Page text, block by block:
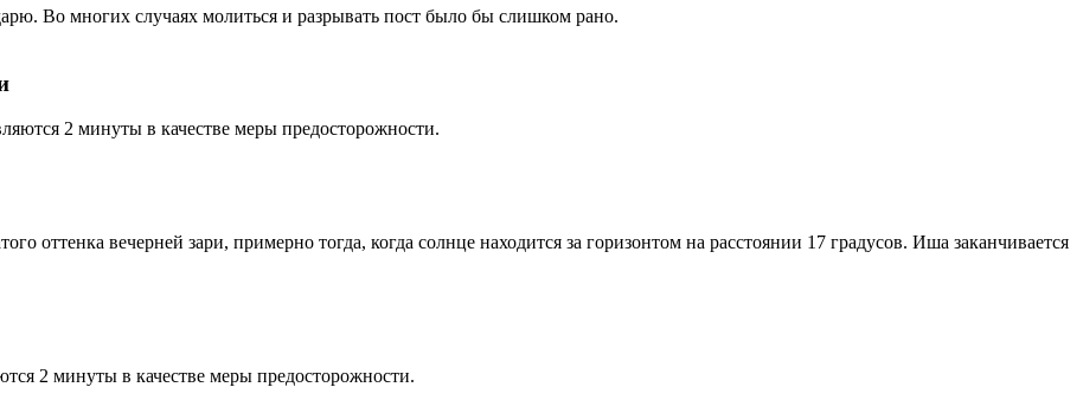
Во многих случаях молиться и разрывать пост было бы слишком рано.
2 минуты в качестве меры предосторожности.
оттенка вечерней зари, примерно тогда, когда солнце находится за горизонтом на расстоянии 17 градусов. Иша заканчивается
2 минуты в качестве меры предосторожности.